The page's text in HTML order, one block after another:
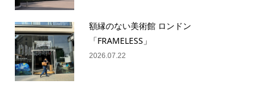
額縁のない美術館 ロンドン
「FRAMELESS」
2026.07.22